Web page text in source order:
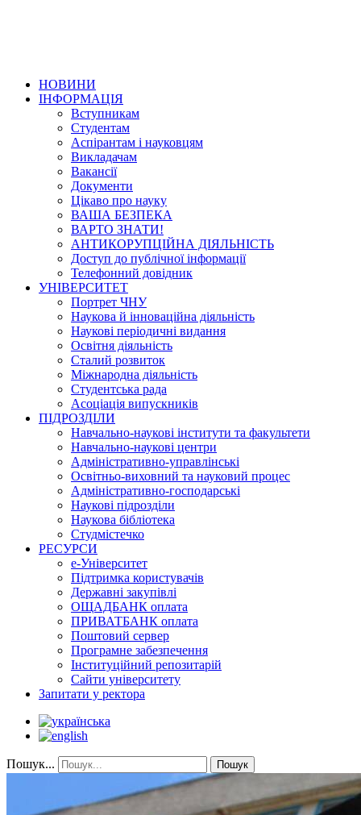
НОВИНИ
ІНФОРМАЦІЯ
Вступникам
Студентам
Аспірантам і науковцям
Викладачам
Вакансії
Документи
Цікаво про науку
ВАША БЕЗПЕКА
ВАРТО ЗНАТИ!
АНТИКОРУПЦІЙНА ДІЯЛЬНІСТЬ
Доступ до публічної інформації
Телефонний довідник
УНІВЕРСИТЕТ
Портрет ЧНУ
Наукова й інноваційна діяльність
Наукові періодичні видання
Освітня діяльність
Сталий розвиток
Міжнародна діяльність
Студентська рада
Асоціація випускників
ПІДРОЗДІЛИ
Навчально-наукові інститути та факультети
Навчально-наукові центри
Адміністративно-управлінські
Освітньо-виховний та науковий процес
Адміністративно-господарські
Наукові підрозділи
Наукова бібліотека
Студмістечко
РЕСУРСИ
е-Університет
Підтримка користувачів
Державні закупівлі
ОЩАДБАНК оплата
ПРИВАТБАНК оплата
Поштовий сервер
Програмне забезпечення
Інституційний репозитарій
Сайти університету
Запитати у ректора
Пошук... Пошук